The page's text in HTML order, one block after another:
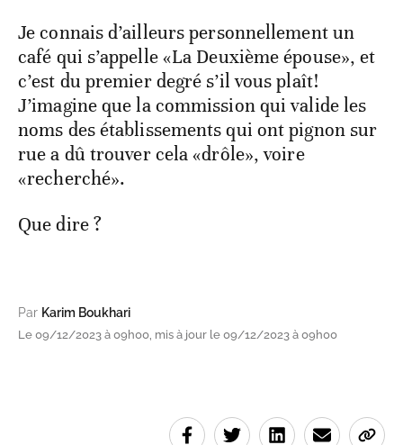
Je connais d’ailleurs personnellement un
café qui s’appelle «La Deuxième épouse», et
c’est du premier degré s’il vous plaît!
J’imagine que la commission qui valide les
noms des établissements qui ont pignon sur
rue a dû trouver cela «drôle», voire
«recherché».
Que dire ?
Par Karim Boukhari
Le 09/12/2023 à 09h00, mis à jour le 09/12/2023 à 09h00